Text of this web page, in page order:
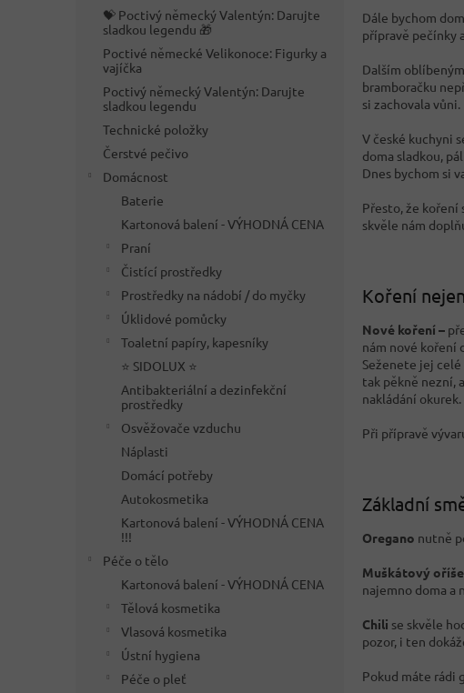
💝 Poctivý německý Valentýn: Darujte
sladkou legendu 🎁
Poctivé německé Velikonoce: Figurky a
vajíčka
Poctivý německý Valentýn: Darujte
sladkou legendu
Technické položky
Čerstvé pečivo
Domácnost
Baterie
Kartonová balení - VÝHODNÁ CENA
Praní
Čistící prostředky
Prostředky na nádobí / do myčky
Úklidové pomůcky
Toaletní papíry, kapesníky
⭐ SIDOLUX ⭐
Antibakteriální a dezinfekční
prostředky
Osvěžovače vzduchu
Náplasti
Domácí potřeby
Autokosmetika
Kartonová balení - VÝHODNÁ CENA
!!!
Péče o tělo
Kartonová balení - VÝHODNÁ CENA
Tělová kosmetika
Vlasová kosmetika
Ústní hygiena
Péče o pleť
Dále bychom
přípravě pečínky
Dalším
bramboračku
si zachovala vůni.
V české kuchyni
doma sladkou,
Dnes bychom si
Přesto, že koření
skvěle nám
Koření
Nové koření –
nám nové koření
Seženete jej
tak pěkně nezní,
nakládání okurek.
Při přípravě
Základní
Oregano nutně
Muškátový
najemno doma a
Chili se skvěle
pozor, i ten
Pokud máte rádi